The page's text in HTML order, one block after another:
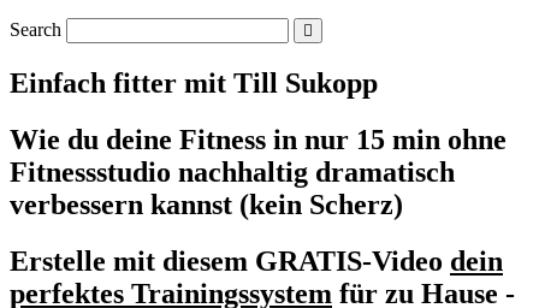
Search
Einfach fitter mit Till Sukopp
Wie du deine Fitness in nur 15 min ohne
Fitnessstudio nachhaltig dramatisch
verbessern kannst (kein Scherz)
Erstelle mit diesem GRATIS-Video dein
perfektes Trainingssystem für zu Hause -